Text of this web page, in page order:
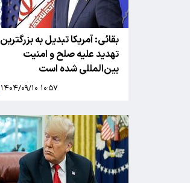
بقائی: آمریکا تبدیل به بزرگترین
تهدید علیه صلح و امنیت
بین‌المللی شده است
۱۴۰۴/۰۹/۱۰ ۱۰:۵۷